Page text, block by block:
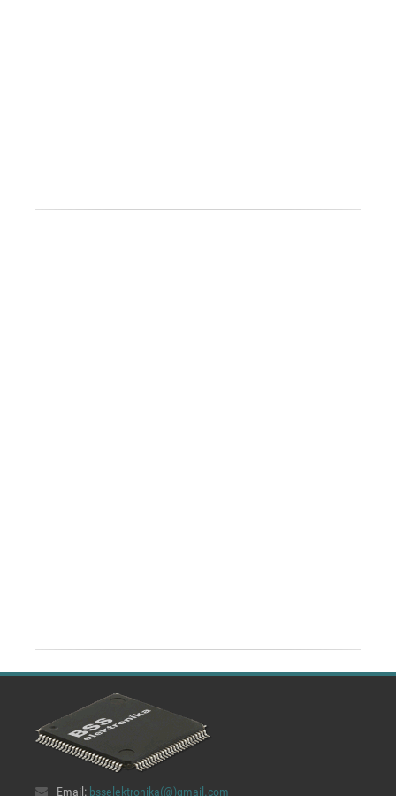
Email: bsselektronika(@)gmail.com